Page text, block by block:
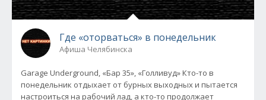
Где «оторваться» в понедельник
Афиша Челябинска
Garage Underground, «Бар 35», «Голливуд» Кто-то в
понедельник отдыхает от бурных выходных и пытается
настроиться на рабочий лад, а кто-то продолжает